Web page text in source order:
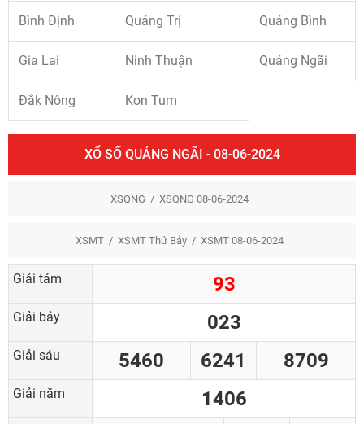
Bình Định Quảng Trị Quảng Bình
Gia Lai Ninh Thuận Quảng Ngãi
Đắk Nông Kon Tum
XỔ SỐ QUẢNG NGÃI - 08-06-2024
XSQNG XSQNG 08-06-2024
XSMT XSMT Thứ Bảy XSMT 08-06-2024
Giải tám 93
Giải bảy 023
Giải sáu 5460 6241 8709
Giải năm 1406